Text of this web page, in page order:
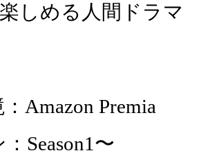
しめる人間ドラマ
Amazon Premia
Season1〜